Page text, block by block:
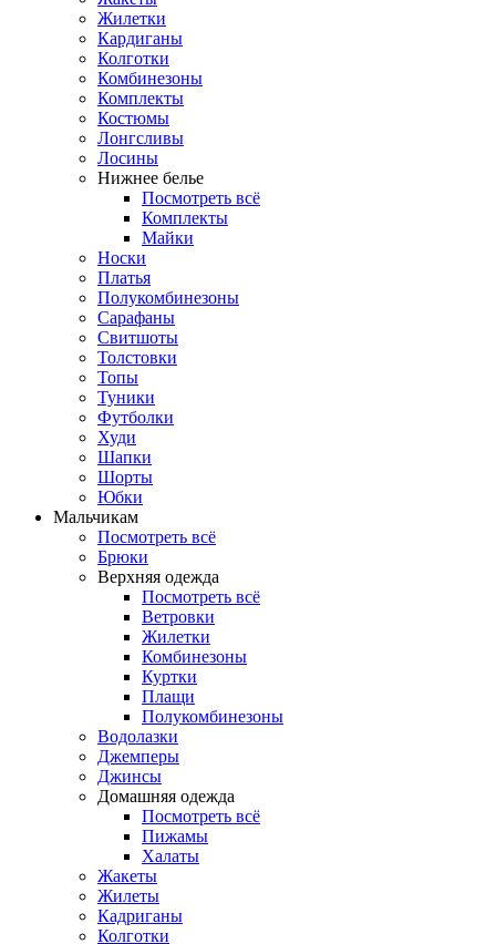
Жилетки
Кардиганы
Колготки
Комбинезоны
Комплекты
Костюмы
Лонгсливы
Лосины
Нижнее белье
Посмотреть всё
Комплекты
Майки
Носки
Платья
Полукомбинезоны
Сарафаны
Свитшоты
Толстовки
Топы
Туники
Футболки
Худи
Шапки
Шорты
Юбки
Мальчикам
Посмотреть всё
Брюки
Верхняя одежда
Посмотреть всё
Ветровки
Жилетки
Комбинезоны
Куртки
Плащи
Полукомбинезоны
Водолазки
Джемперы
Джинсы
Домашняя одежда
Посмотреть всё
Пижамы
Халаты
Жакеты
Жилеты
Кадриганы
Колготки